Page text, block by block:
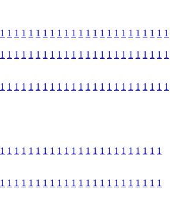
1 1 1 1 1 1 1 1 1 1 1 1 1 1 1 1 1 1 1 1 1 1 1 1
1 1 1 1 1 1 1 1 1 1 1 1 1 1 1 1 1 1 1 1 1 1 1 1
1 1 1 1 1 1 1 1 1 1 1 1 1 1 1 1 1 1 1 1 1 1 1 1
1 1 1 1 1 1 1 1 1 1 1 1 1 1 1 1 1 1 1 1 1 1 1
1 1 1 1 1 1 1 1 1 1 1 1 1 1 1 1 1 1 1 1 1 1 1